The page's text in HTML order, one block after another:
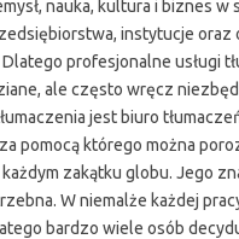
nauka, kultura i biznes w
instytucje oraz
Dlatego profesjonalne usługi
ale często wręcz
jest biuro
pomocą którego można
zakątku globu. Jego
W niemalże każdej
bardzo wiele osób